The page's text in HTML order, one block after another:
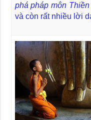
phá pháp môn
và còn rất nhiều lời